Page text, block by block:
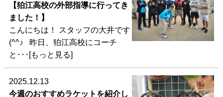
【狛江高校の外部指導に行ってき
ました！】
こんにちは！ スタッフの大井です
(^^♪ 昨日、狛江高校にコーチ
と･･･[もっと見る]
2025.12.13
今週のおすすめラケットを紹介し